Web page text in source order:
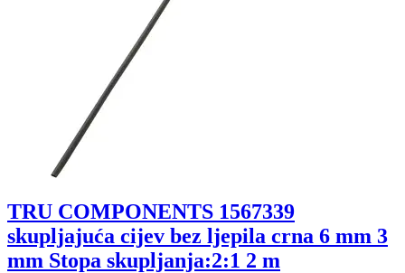
TRU COMPONENTS 1567339
skupljajuća cijev bez ljepila crna 6 mm 3
mm Stopa skupljanja:2:1 2 m